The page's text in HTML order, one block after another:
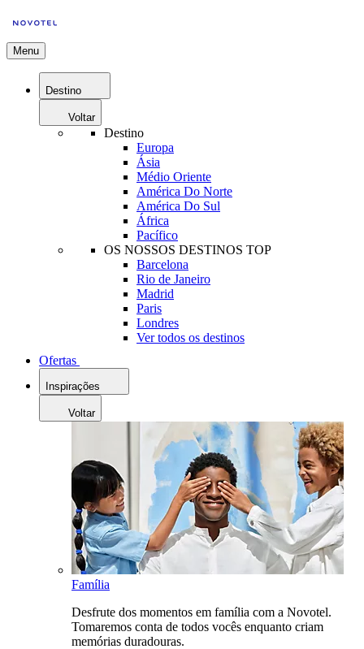
Menu
Destino
Voltar
Destino
Europa
Ásia
Médio Oriente
América Do Norte
América Do Sul
África
Pacífico
OS NOSSOS DESTINOS TOP
Barcelona
Rio de Janeiro
Madrid
Paris
Londres
Ver todos os destinos
Ofertas
Inspirações
Voltar
Família
Desfrute dos momentos em família com a Novotel.
Tomaremos conta de todos vocês enquanto criam
memórias duradouras.